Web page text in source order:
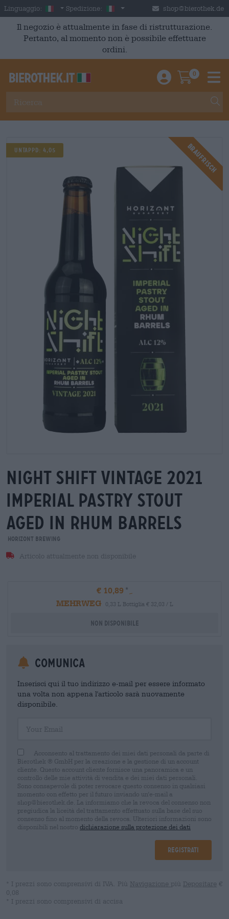
Skip to main content
Linguaggio: Italian
Spedizione: Italia shop@bierothek.de
Il negozio è attualmente in fase di ristrutturazione.
Pertanto, al momento non è possibile effettuare
ordini.
Einloggen /
0
Braufrisch
UNTAPPD: 4,05
night shift vintage 2021
imperial pastry stout
aged in rhum barrels
Horizont Brewing
Articolo attualmente non disponibile
€ 10,89
MEHRWEG
0,33 L Bottiglia € 32,03 / L
Non disponibile
Comunica
Inserisci qui il tuo indirizzo e-mail per essere informato
una volta non appena l'articolo sarà nuovamente
disponibile.
Acconsento al trattamento dei miei dati personali da parte di
Bierothek ® GmbH per la creazione e la gestione di un account
cliente. Questo account cliente fornisce una panoramica e un
controllo delle mie attività di vendita e dei miei dati personali.
Sono consapevole di poter revocare questo consenso in qualsiasi
momento con effetto per il futuro inviando un'e-mail a
shop@bierothek.de. La informiamo che la revoca del consenso non
pregiudica la liceità del trattamento effettuato sulla base del suo
consenso fino al momento della revoca. Ulteriori informazioni sono
disponibili nel nostro dichiarazione sulla protezione dei dati
Registrati
* I prezzi sono comprensivi di IVA. Più Navigazione più Depositare €
0,08
* I prezzi sono comprensivi di accisa